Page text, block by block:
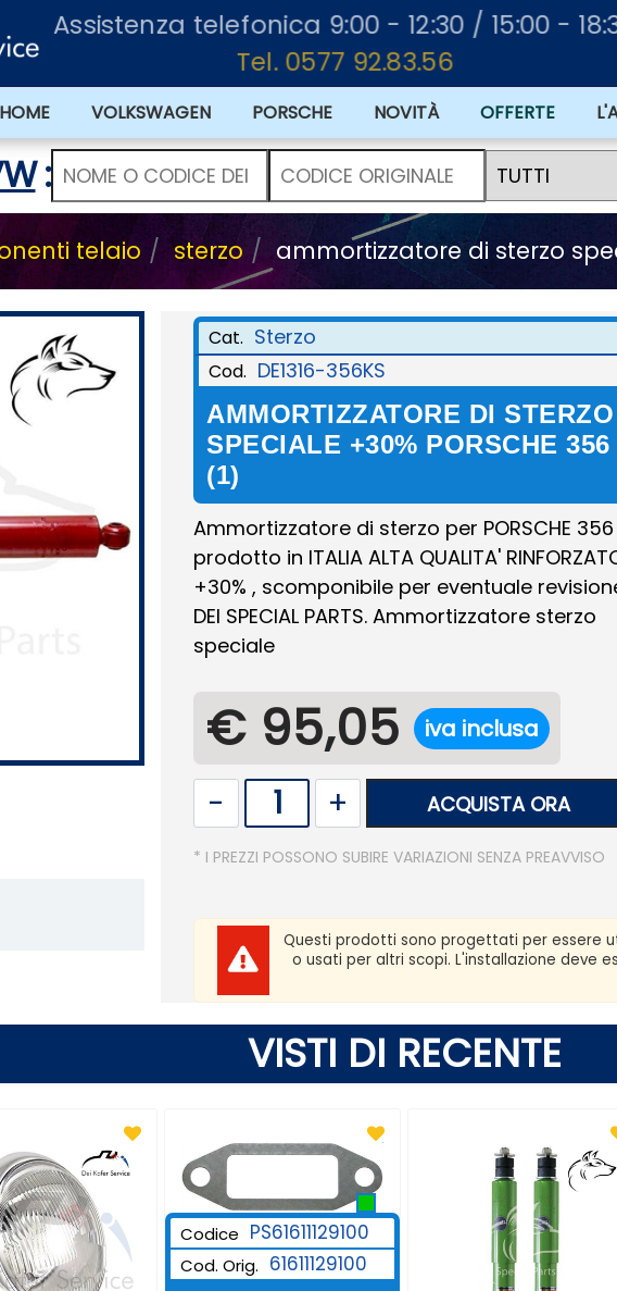
Assistenza telefonica 9:00 - 12:30 / 15:00 - 18:30
Tel. 0577 92.83.56
HOME VOLKSWAGEN PORSCHE NOVITÀ OFFERTE
:
telaio sterzo ammortizzatore di sterzo
Cat. Sterzo
Cod. DE1316-356KS
AMMORTIZZATORE DI STERZO
SPECIALE +30% PORSCHE 356
(1)
Ammortizzatore di sterzo per PORSCHE 356
prodotto in ITALIA ALTA QUALITA'
+30% , scomponibile per eventuale
DEI SPECIAL PARTS. Ammortizzatore sterzo
speciale
€ 95,05 iva inclusa
ACQUISTA ORA
* I PREZZI POSSONO SUBIRE VARIAZIONI SENZA PREAVVISO
Questi prodotti sono progettati per essere
o usati per altri scopi. L'installazione deve
VISTI DI RECENTE
Codice PS61611129100
Cod. Orig. 61611129100